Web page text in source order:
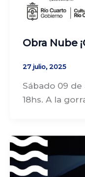
Obra Nube
27 julio, 2025
Sábado 09 de
18hs. A la